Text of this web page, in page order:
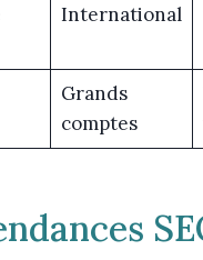
International
Grands
comptes